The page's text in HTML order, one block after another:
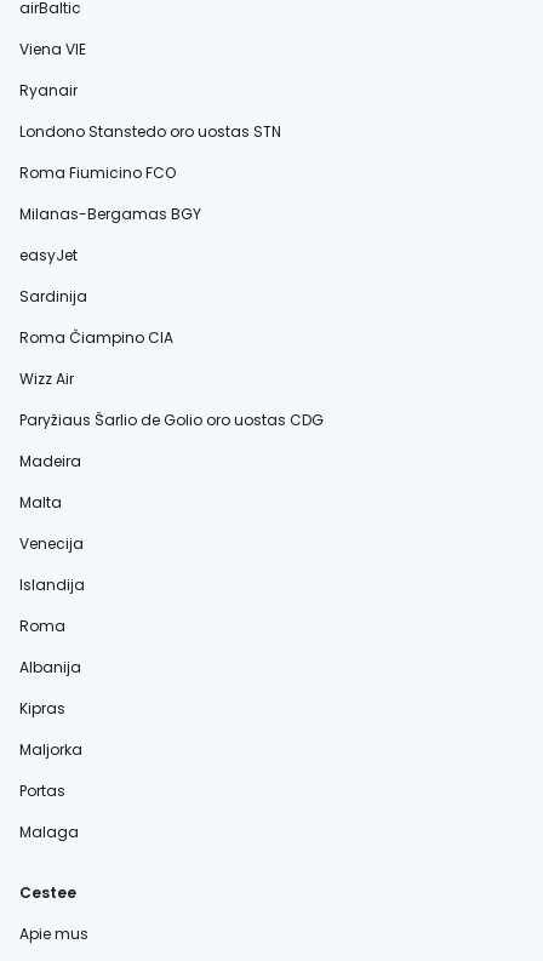
airBaltic
Viena VIE
Ryanair
Londono Stanstedo oro uostas STN
Roma Fiumicino FCO
Milanas-Bergamas BGY
easyJet
Sardinija
Roma Čiampino CIA
Wizz Air
Paryžiaus Šarlio de Golio oro uostas CDG
Madeira
Malta
Venecija
Islandija
Roma
Albanija
Kipras
Maljorka
Portas
Malaga
Cestee
Apie mus